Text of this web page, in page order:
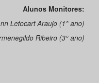
Alunos Monitores:
Letocart Araujo (1° ano)
Ribeiro (3° ano)